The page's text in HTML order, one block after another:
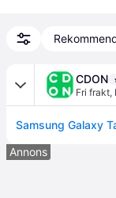
CDON
Fri frakt,
Annons